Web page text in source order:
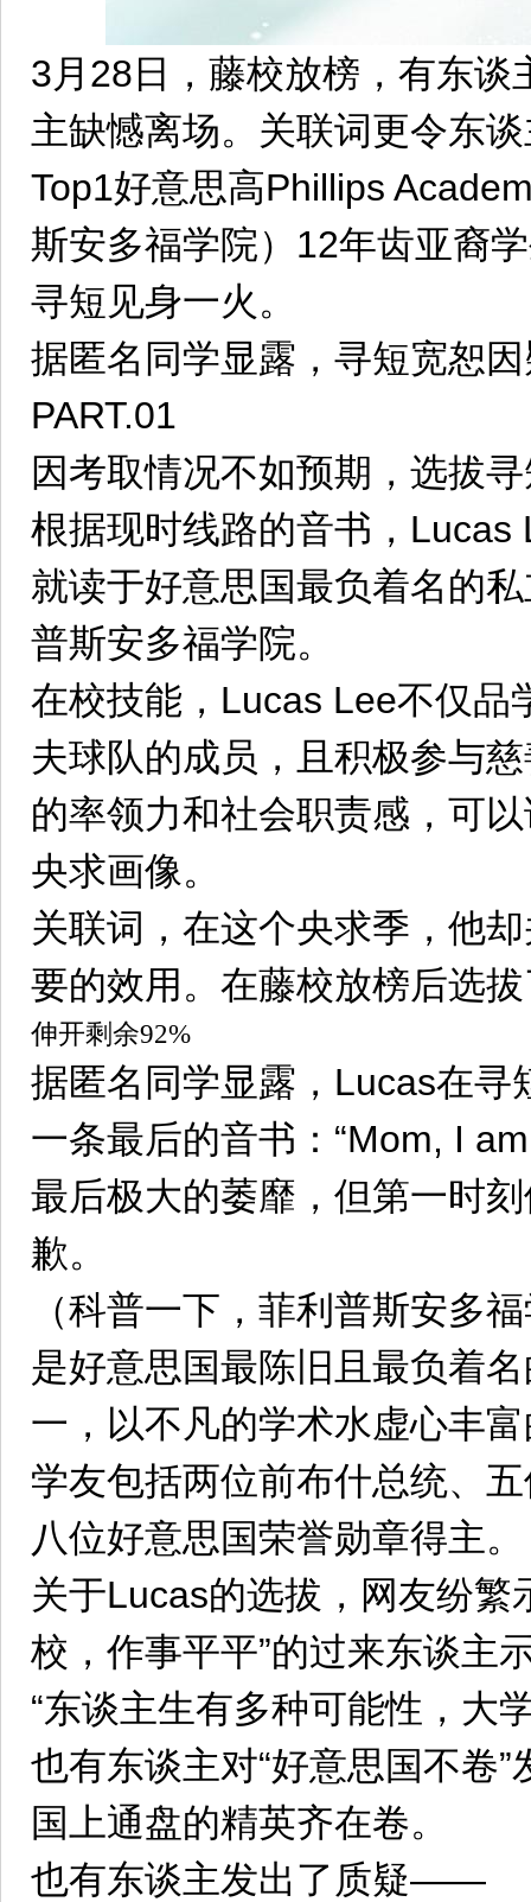
3月28日，藤校放榜，有东谈
主缺憾离场。关联词更令东
Top1好意思高Phillips
斯安多福学院）12年齿亚裔
寻短见身一火。
据匿名同学显露，寻短宽恕
PART.01
因考取情况不如预期，选拔
根据现时线路的音书，Lucas
就读于好意思国最负着名的
普斯安多福学院。
在校技能，Lucas Lee不仅品
夫球队的成员，且积极参与
的率领力和社会职责感，可
央求画像。
关联词，在这个央求季，他
要的效用。在藤校放榜后选
伸开剩余92%
据匿名同学显露，Lucas在寻
一条最后的音书：“Mom, I
最后极大的萎靡，但第一时
歉。
（科普一下，菲利普斯安多
是好意思国最陈旧且最负着
一，以不凡的学术水虚心丰
学友包括两位前布什总统、
八位好意思国荣誉勋章得主
关于Lucas的选拔，网友纷繁
校，作事平平”的过来东谈主
“东谈主生有多种可能性，大
也有东谈主对“好意思国不卷
国上通盘的精英齐在卷。
也有东谈主发出了质疑——